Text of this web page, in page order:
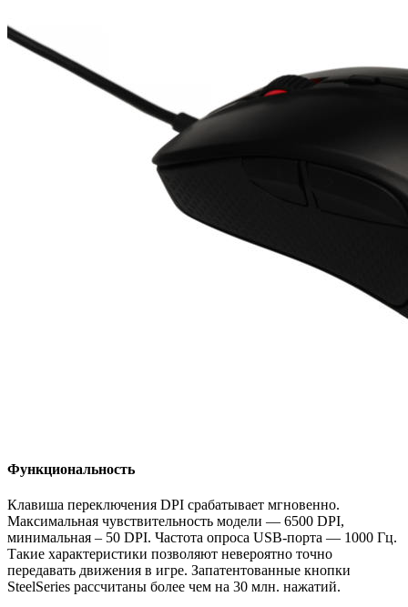
Функциональность
Клавиша переключения DPI срабатывает мгновенно.
Максимальная чувствительность модели — 6500 DPI,
минимальная – 50 DPI. Частота опроса USB-порта — 1000 Гц.
Такие характеристики позволяют невероятно точно
передавать движения в игре. Запатентованные кнопки
SteelSeries рассчитаны более чем на 30 млн. нажатий.